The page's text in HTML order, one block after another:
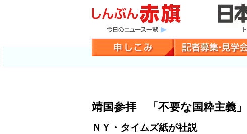
靖国参拝 「不要な国粋主義」
ＮＹ・タイムズ紙が社説